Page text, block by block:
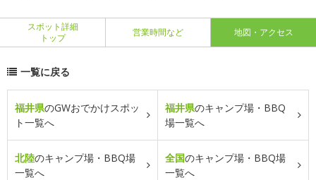
スポット詳細
トップ
営業時間など 地図・アクセス
一覧に戻る
福井県のGWおでかけスポッ
ト一覧へ
福井県のキャンプ場・BBQ
場一覧へ
北陸のキャンプ場・BBQ場
一覧へ
全国のキャンプ場・BBQ場
一覧へ